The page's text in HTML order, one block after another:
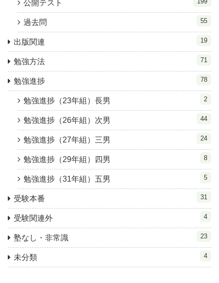
公開テスト
過去問 55
出版関連 19
勉強方法 71
勉強進捗 78
勉強進捗（23年組）長男 2
勉強進捗（26年組）次男 44
勉強進捗（27年組）三男 24
勉強進捗（29年組）四男 8
勉強進捗（31年組）五男 5
受験本番 31
受験関連外 4
塾なし・非常識 23
未分類 4